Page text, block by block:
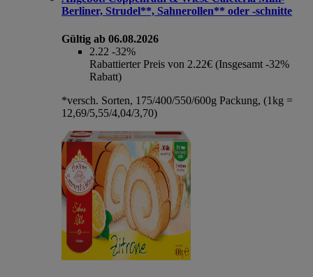
Berliner, Strudel**, Sahnerollen** oder -schnitte
Gültig ab 06.08.2026
2.22 -32%
Rabattierter Preis von 2.22€ (Insgesamt -32%
Rabatt)
*versch. Sorten, 175/400/550/600g Packung, (1kg =
12,69/5,55/4,04/3,70)